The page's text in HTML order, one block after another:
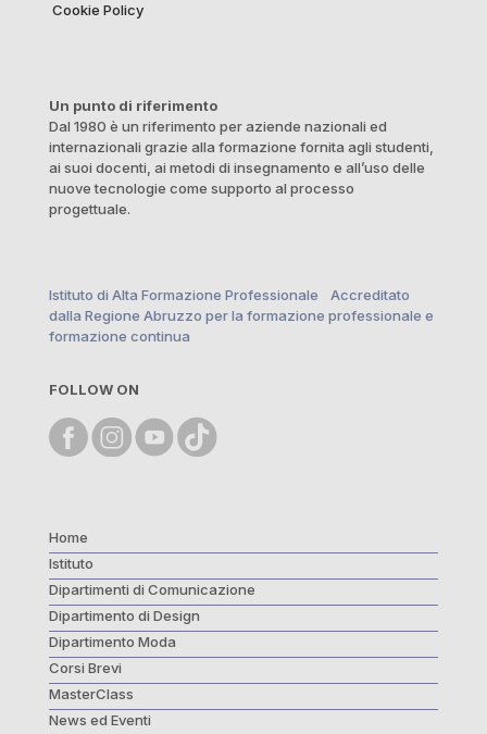
Cookie Policy
Un punto di riferimento
Dal 1980 è un riferimento per aziende nazionali ed
internazionali grazie alla formazione fornita agli studenti,
ai suoi docenti, ai metodi di insegnamento e all’uso delle
nuove tecnologie come supporto al processo
progettuale.
Istituto di Alta Formazione Professionale Accreditato
dalla Regione Abruzzo per la formazione professionale e
formazione continua
FOLLOW ON
Home
Istituto
Dipartimenti di Comunicazione
Dipartimento di Design
Dipartimento Moda
Corsi Brevi
MasterClass
News ed Eventi